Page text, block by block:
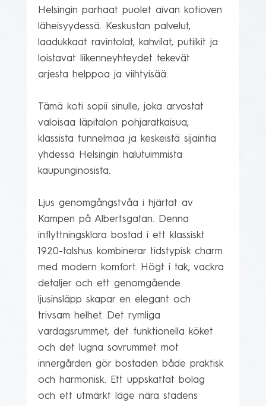
Helsingin parhaat puolet aivan kotioven
läheisyydessä. Keskustan palvelut,
laadukkaat ravintolat, kahvilat, putiikit ja
loistavat liikenneyhteydet tekevät
arjesta helppoa ja viihtyisää.
Tämä koti sopii sinulle, joka arvostat
valoisaa läpitalon pohjaratkaisua,
klassista tunnelmaa ja keskeistä sijaintia
yhdessä Helsingin halutuimmista
kaupunginosista.
Ljus genomgångstvåa i hjärtat av
Kampen på Albertsgatan. Denna
inflyttningsklara bostad i ett klassiskt
1920-talshus kombinerar tidstypisk charm
med modern komfort. Högt i tak, vackra
detaljer och ett genomgående
ljusinsläpp skapar en elegant och
trivsam helhet. Det rymliga
vardagsrummet, det funktionella köket
och det lugna sovrummet mot
innergården gör bostaden både praktisk
och harmonisk. Ett uppskattat bolag
och ett utmärkt läge nära stadens